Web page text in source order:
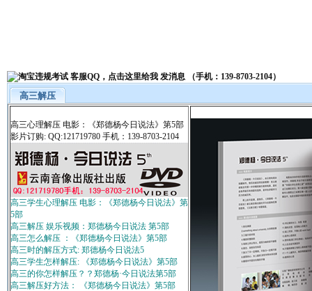
高三解压
高三心理解压 电影：《郑德杨今日说法》第5部
影片订购: QQ:121719780 手机：139-8703-2104
高三学生心理解压 电影：《郑德杨今日说法》第
5部
高三解压 娱乐视频：郑德杨今日说法 第5部
高三怎么解压 ：《郑德杨今日说法》第5部
高三时的解压方式: 郑德杨今日说法5
高三学生怎样解压: 《郑德杨今日说法》第5部
高三的你怎样解压？？郑德杨·今日说法第5部
高三解压好方法： 《郑德杨今日说法》第5部